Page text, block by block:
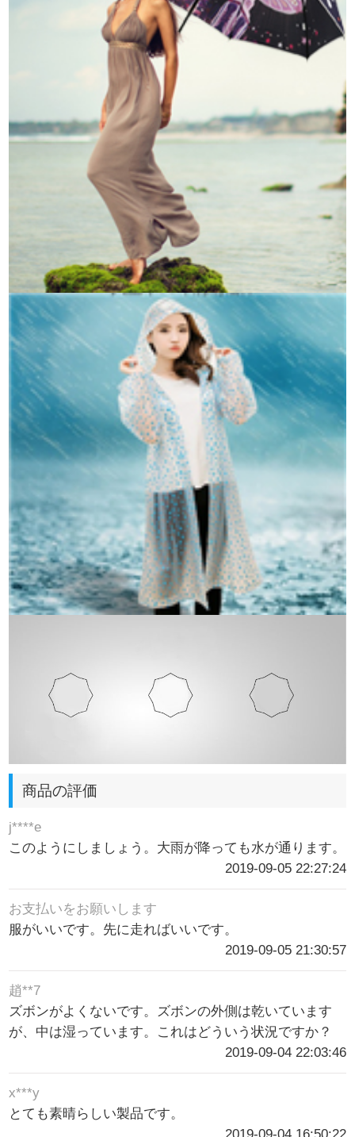
商品の評価
j****e
このようにしましょう。大雨が降っても水が通ります。
2019-09-05 22:27:24
お支払いをお願いします
服がいいです。先に走ればいいです。
2019-09-05 21:30:57
趙**7
ズボンがよくないです。ズボンの外側は乾いています
が、中は湿っています。これはどういう状況ですか？
2019-09-04 22:03:46
x***y
とても素晴らしい製品です。